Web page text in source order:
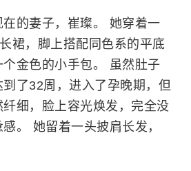
的妻子，崔璨。 她穿着一
裙，脚上搭配同色系的平底
金色的小手包。 虽然肚子
了32周，进入了孕晚期，但
细，脸上容光焕发，完全没
。 她留着一头披肩长发，